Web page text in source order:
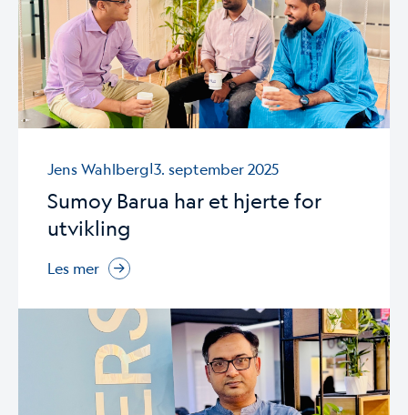
Jens Wahlberg|3. september 2025
Sumoy Barua har et hjerte for
utvikling
Les mer